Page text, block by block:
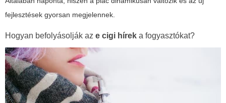
fejlesztések gyorsan megjelennek.
Hogyan befolyásolják az e cigi hírek a fogyasztókat?